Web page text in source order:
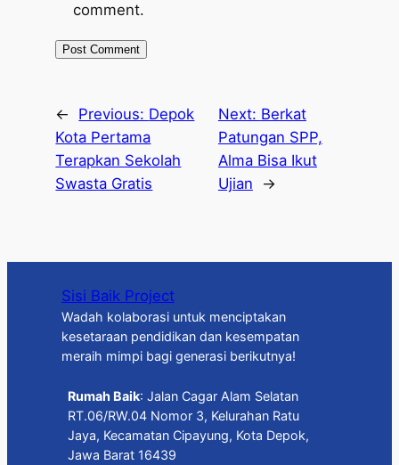
comment.
← Previous: Depok
Kota Pertama
Terapkan Sekolah
Swasta Gratis
Next: Berkat
Patungan SPP,
Alma Bisa Ikut
Ujian
→
Sisi Baik Project
Wadah kolaborasi untuk menciptakan
kesetaraan pendidikan dan kesempatan
meraih mimpi bagi generasi berikutnya!
Rumah Baik: Jalan Cagar Alam Selatan
RT.06/RW.04 Nomor 3, Kelurahan Ratu
Jaya, Kecamatan Cipayung, Kota Depok,
Jawa Barat 16439